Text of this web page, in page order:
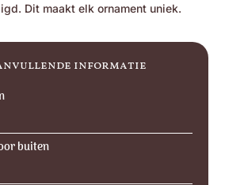
Dit maakt elk ornament uniek.
informatie
buiten